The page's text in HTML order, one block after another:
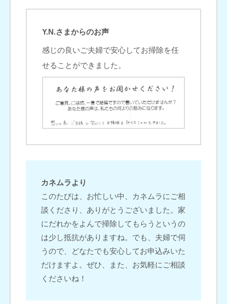
Y.N.さまからのお声
感じの良いご夫婦で安心してお掃除を任
せることができました。
カネムラより
このたびは、お忙しい中、カネムラにご相
談くださり、ありがとうございました。家
にだれかをよんで掃除してもらうというの
は少し抵抗がありますね。でも、夫婦で伺
うので、どなたでも安心してお申込みいた
だけますよ。ぜひ、また、お気軽にご相談
くださいね！